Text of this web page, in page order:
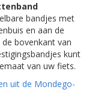
bandjes met
en aan de
bovenkant van
kunt
van uw fiets.
uit de Mondego-